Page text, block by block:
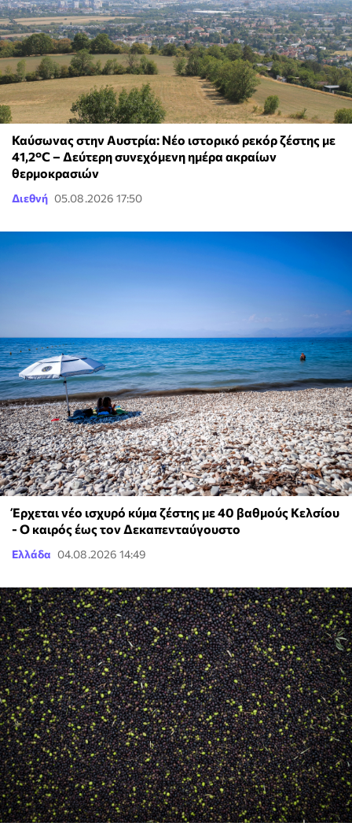
Καύσωνας στην Αυστρία: Νέο ιστορικό ρεκόρ ζέστης με
41,2°C – Δεύτερη συνεχόμενη ημέρα ακραίων
θερμοκρασιών
Διεθνή 05.08.2026 17:50
Έρχεται νέο ισχυρό κύμα ζέστης με 40 βαθμούς Κελσίου
- Ο καιρός έως τον Δεκαπενταύγουστο
Ελλάδα 04.08.2026 14:49